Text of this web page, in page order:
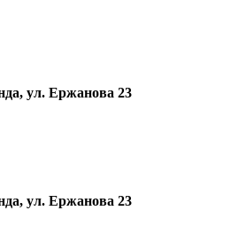
ул. Ержанова 23
ул. Ержанова 23